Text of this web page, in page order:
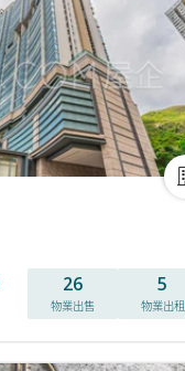
26
物業出售
5
物業出租